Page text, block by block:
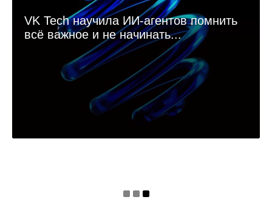
VK Tech научила ИИ-агентов помнить
всё важное и не начинать...